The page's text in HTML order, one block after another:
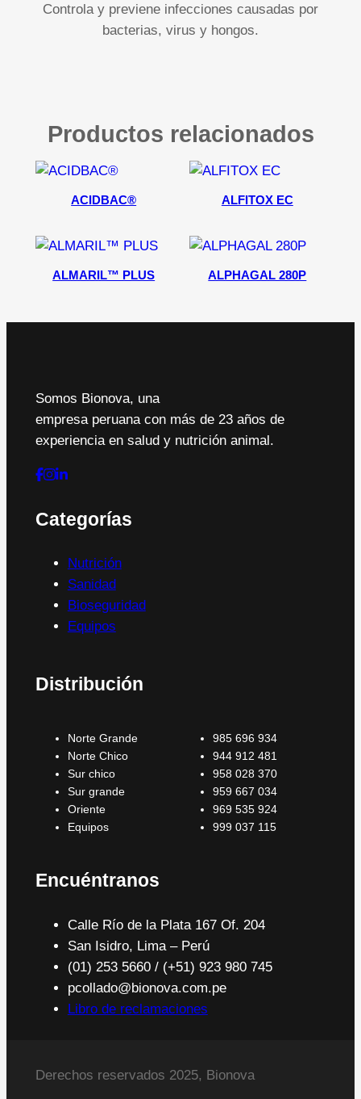
Controla y previene infecciones causadas por
bacterias, virus y hongos.
Productos relacionados
ACIDBAC® ALFITOX EC
ALMARIL™ PLUS ALPHAGAL 280P
Somos Bionova, una
empresa peruana con más de 23 años de
experiencia en salud y nutrición animal.
Categorías
Nutrición
Sanidad
Bioseguridad
Equipos
Distribución
Norte Grande
Norte Chico
Sur chico
Sur grande
Oriente
Equipos
985 696 934
944 912 481
958 028 370
959 667 034
969 535 924
999 037 115
Encuéntranos
Calle Río de la Plata 167 Of. 204
San Isidro, Lima – Perú
(01) 253 5660 / (+51) 923 980 745
pcollado@bionova.com.pe
Libro de reclamaciones
Derechos reservados 2025, Bionova